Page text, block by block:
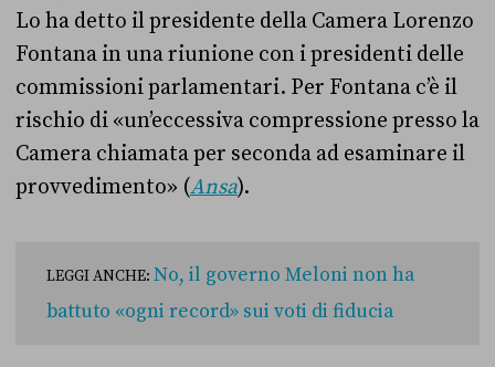
Lo ha detto il presidente della Camera Lorenzo
Fontana in una riunione con i presidenti delle
commissioni parlamentari. Per Fontana c’è il
rischio di «un’eccessiva compressione presso la
Camera chiamata per seconda ad esaminare il
provvedimento» (Ansa).
LEGGI ANCHE: No, il governo Meloni non ha
battuto «ogni record» sui voti di fiducia